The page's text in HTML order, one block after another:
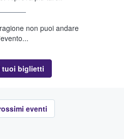
non puoi andare
tuoi biglietti
eventi